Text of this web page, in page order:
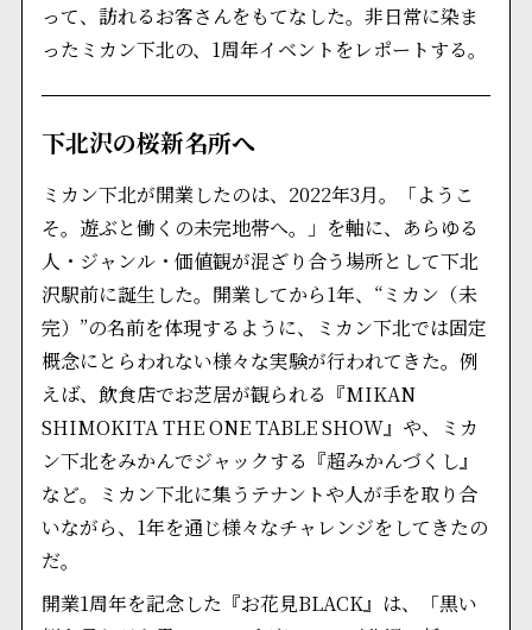
って、訪れるお客さんをもてなした。非日常に染ま
ったミカン下北の、1周年イベントをレポートする。
下北沢の桜新名所へ
ミカン下北が開業したのは、2022年3月。「ようこ
そ。遊ぶと働くの未完地帯へ。」を軸に、あらゆる
人・ジャンル・価値観が混ざり合う場所として下北
沢駅前に誕生した。開業してから1年、“ミカン（未
完）”の名前を体現するように、ミカン下北では固定
概念にとらわれない様々な実験が行われてきた。例
えば、飲食店でお芝居が観られる『MIKAN
SHIMOKITA THE ONE TABLE SHOW』や、ミカ
ン下北をみかんでジャックする『超みかんづくし』
など。ミカン下北に集うテナントや人が手を取り合
いながら、1年を通じ様々なチャレンジをしてきたの
だ。
開業1周年を記念した『お花見BLACK』は、「黒い